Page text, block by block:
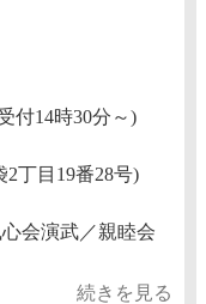
付14時30分～)
丁目19番28号)
会演武／親睦会
続きを見る